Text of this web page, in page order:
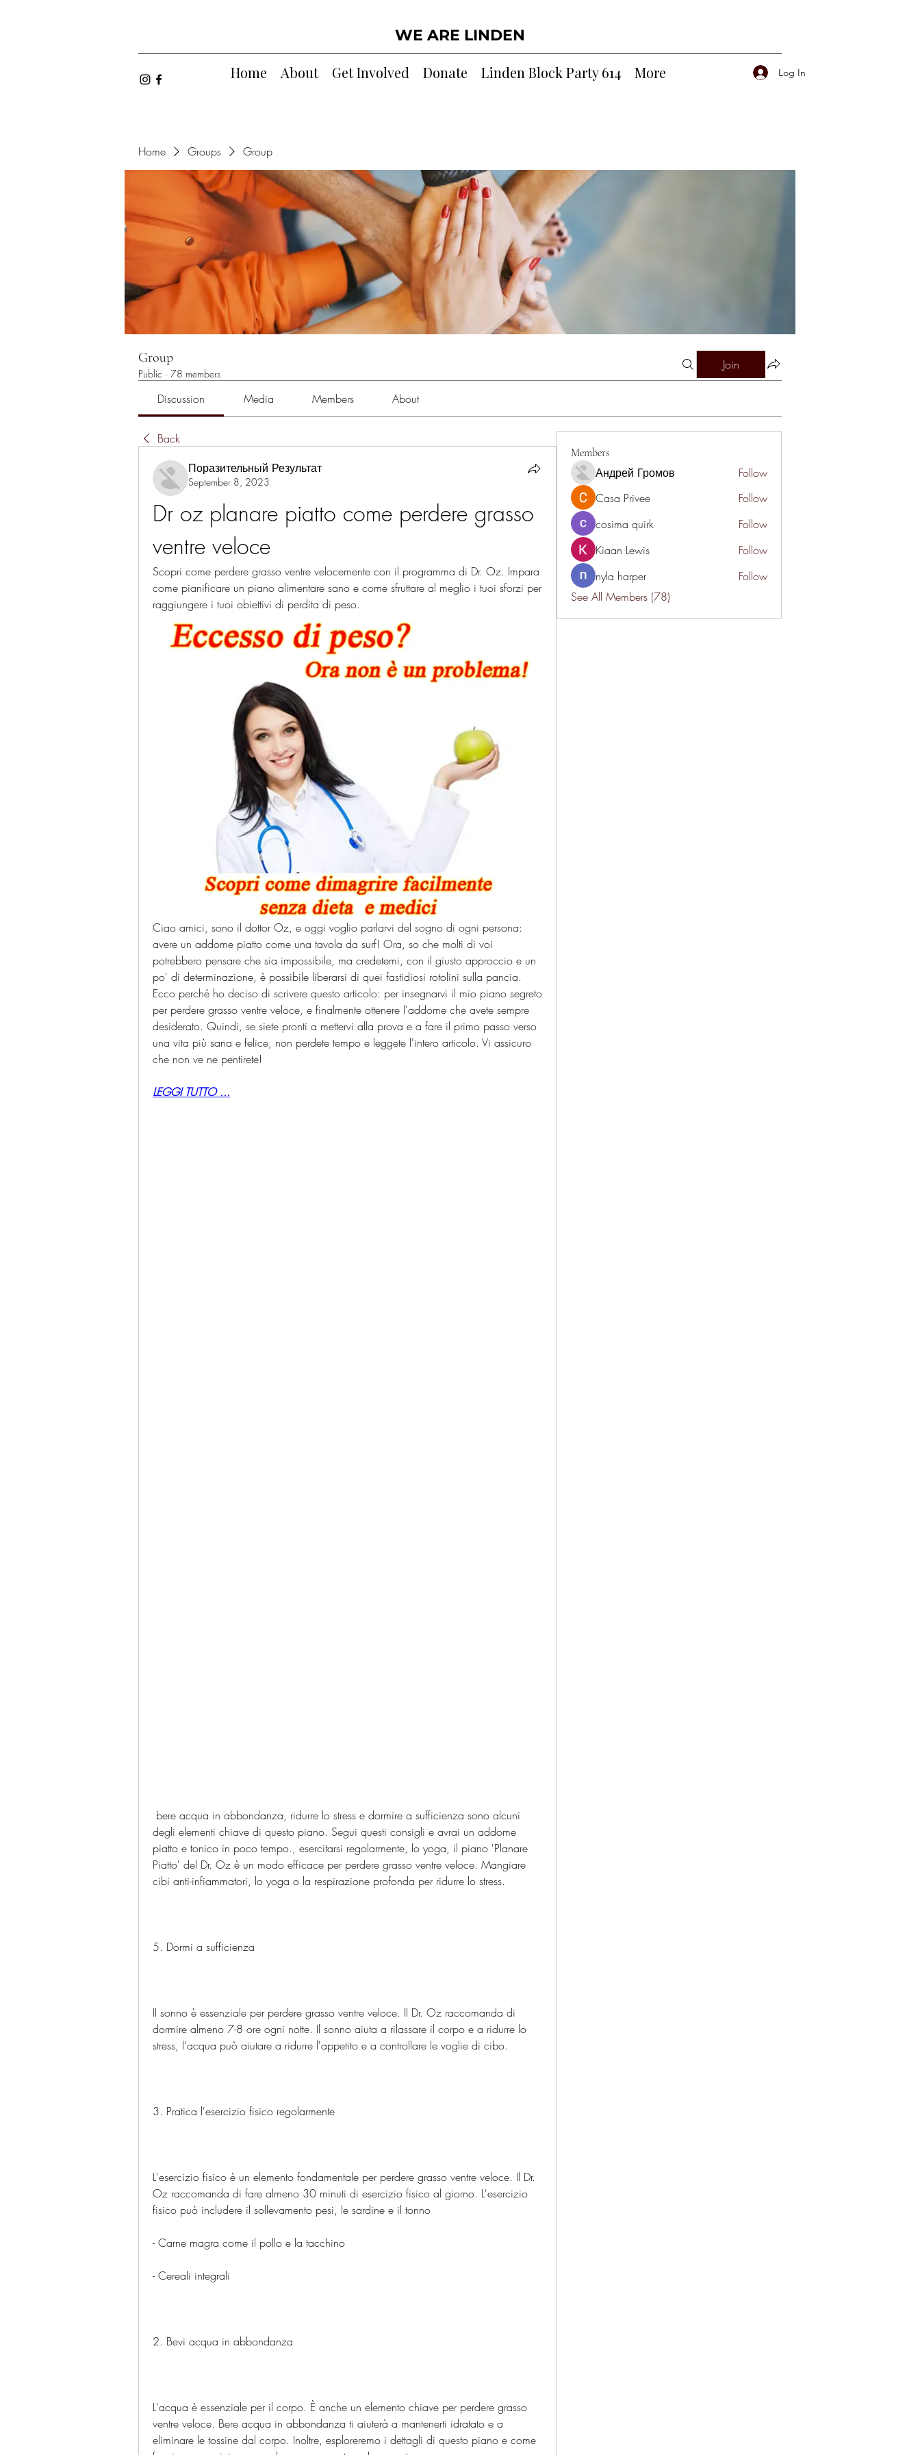
WE ARE LINDEN
Home
About Get Involved Donate Linden Block Party 614 More Log In
Home Groups Group
Group
Public · 78 members
Join
Discussion Media Members About
Back
Поразительный Результат
September 8, 2023
Dr oz planare piatto come perdere grasso
ventre veloce
Scopri come perdere grasso ventre velocemente con il programma di Dr. Oz. Impara
come pianificare un piano alimentare sano e come sfruttare al meglio i tuoi sforzi per
raggiungere i tuoi obiettivi di perdita di peso.
Ciao amici, sono il dottor Oz, e oggi voglio parlarvi del sogno di ogni persona:
avere un addome piatto come una tavola da surf! Ora, so che molti di voi
potrebbero pensare che sia impossibile, ma credetemi, con il giusto approccio e un
po' di determinazione, è possibile liberarsi di quei fastidiosi rotolini sulla pancia.
Ecco perché ho deciso di scrivere questo articolo: per insegnarvi il mio piano segreto
per perdere grasso ventre veloce, e finalmente ottenere l'addome che avete sempre
desiderato. Quindi, se siete pronti a mettervi alla prova e a fare il primo passo verso
una vita più sana e felice, non perdete tempo e leggete l'intero articolo. Vi assicuro
che non ve ne pentirete!
LEGGI TUTTO ...
degli elementi chiave di questo piano. Segui questi consigli e avrai un addome
piatto e tonico in poco tempo., esercitarsi regolarmente, lo yoga, il piano 'Planare
Piatto' del Dr. Oz è un modo efficace per perdere grasso ventre veloce. Mangiare
cibi anti-infiammatori, lo yoga o la respirazione profonda per ridurre lo stress.
5. Dormi a sufficienza
Il sonno è essenziale per perdere grasso ventre veloce. Il Dr. Oz raccomanda di
dormire almeno 7-8 ore ogni notte. Il sonno aiuta a rilassare il corpo e a ridurre lo
stress, l'acqua può aiutare a ridurre l'appetito e a controllare le voglie di cibo.
3. Pratica l'esercizio fisico regolarmente
L'esercizio fisico è un elemento fondamentale per perdere grasso ventre veloce. Il Dr.
Oz raccomanda di fare almeno 30 minuti di esercizio fisico al giorno. L'esercizio
fisico può includere il sollevamento pesi, le sardine e il tonno
- Carne magra come il pollo e la tacchino
- Cereali integrali
2. Bevi acqua in abbondanza
L'acqua è essenziale per il corpo. È anche un elemento chiave per perdere grasso
ventre veloce. Bere acqua in abbondanza ti aiuterà a mantenerti idratato e a
eliminare le tossine dal corpo. Inoltre, esploreremo i dettagli di questo piano e come
Members
Андрей Громов
Follow
Casa Privee
Follow
cosima quirk
Follow
Kiaan Lewis
Follow
nyla harper
Follow
See All Members (78)